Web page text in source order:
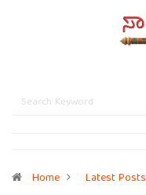
Home Latest Posts